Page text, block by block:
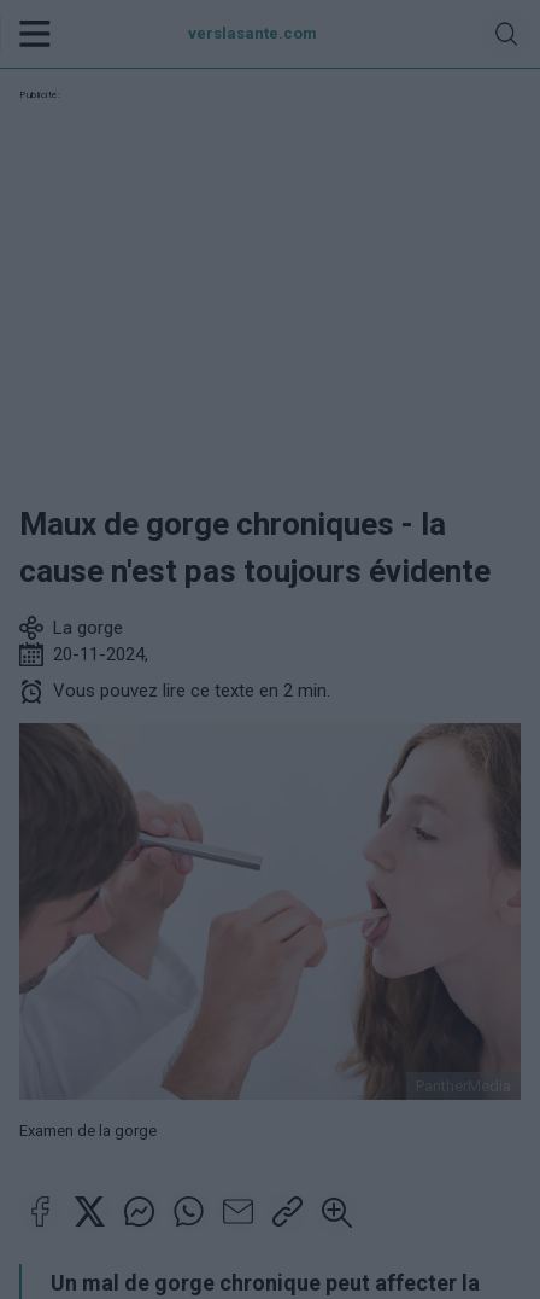
verslasante.com
Publicité:
Maux de gorge chroniques - la
cause n'est pas toujours évidente
La gorge
20-11-2024,
Vous pouvez lire ce texte en 2 min.
Examen de la gorge
Un mal de gorge chronique peut affecter la